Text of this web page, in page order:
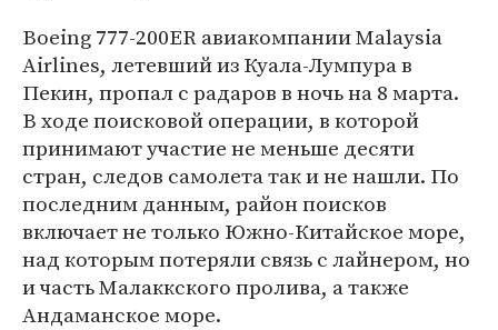
Boeing 777-200ER авиакомпании Malaysia
Airlines, летевший из Куала-Лумпура в
Пекин, пропал с радаров в ночь на 8 марта.
В ходе поисковой операции, в которой
принимают участие не меньше десяти
стран, следов самолета так и не нашли. По
последним данным, район поисков
включает не только Южно-Китайское море,
над которым потеряли связь с лайнером, но
и часть Малаккского пролива, а также
Андаманское море.